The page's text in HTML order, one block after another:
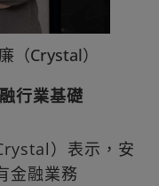
（Crystal）
行業基礎
）表示，安
金融業務